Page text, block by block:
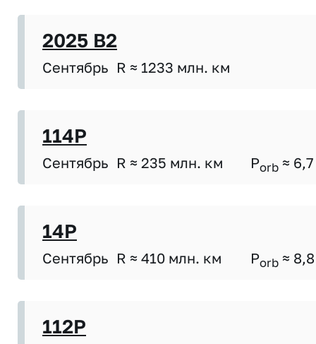
2025 B2
Сентябрь R ≈ 1233 млн. км
114P
Сентябрь R ≈ 235 млн. км Porb ≈ 6,7
14P
Сентябрь R ≈ 410 млн. км Porb ≈ 8,8
112P